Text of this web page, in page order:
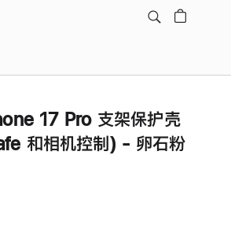
17 Pro 支架保护壳
和相机控制) - 卵石粉